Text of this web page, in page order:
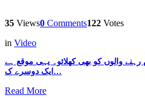
35 Views0 Comments122 Votes
in Video
والوں کو بھی کھلائو۔ یہی موقع ہے
ایک دوسرے ک…
Read More